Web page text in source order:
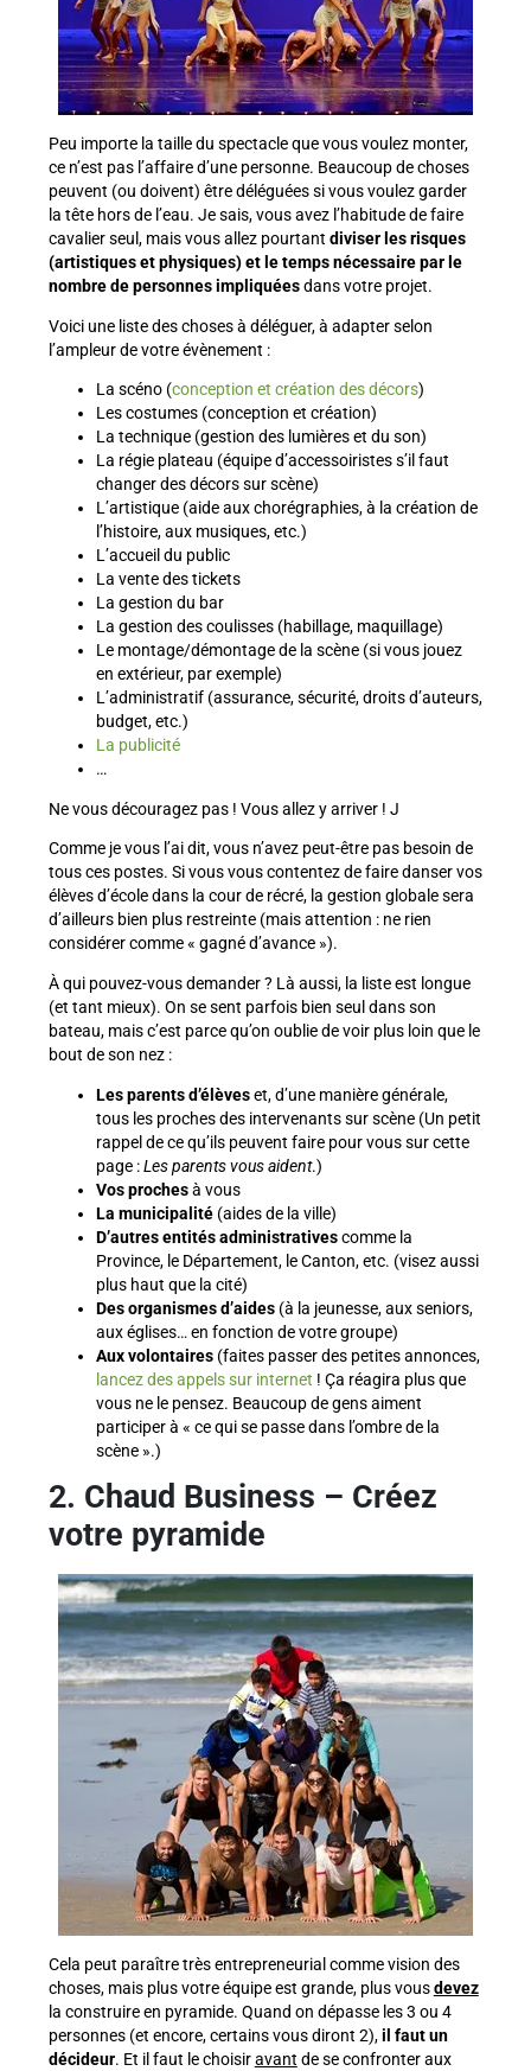
Peu importe la taille du spectacle que vous voulez monter,
ce n’est pas l’affaire d’une personne. Beaucoup de choses
peuvent (ou doivent) être déléguées si vous voulez garder
la tête hors de l’eau. Je sais, vous avez l’habitude de faire
cavalier seul, mais vous allez pourtant diviser les risques
(artistiques et physiques) et le temps nécessaire par le
nombre de personnes impliquéesdans votre projet.
Voici une liste des choses à déléguer, à adapter selon
l’ampleur de votre évènement :
La scéno (conception et création des décors)
Les costumes (conception et création)
La technique (gestion des lumières et du son)
La régie plateau (équipe d’accessoiristes s’il faut
changer des décors sur scène)
L’artistique (aide aux chorégraphies, à la création de
l’histoire, aux musiques, etc.)
L’accueil du public
La vente des tickets
La gestion du bar
La gestion des coulisses (habillage, maquillage)
Le montage/démontage de la scène (si vous jouez
en extérieur, par exemple)
L’administratif (assurance, sécurité, droits d’auteurs,
budget, etc.)
La publicité
…
Ne vous découragez pas ! Vous allez y arriver ! J
Comme je vous l’ai dit, vous n’avez peut-être pas besoin de
tous ces postes. Si vous vous contentez de faire danser vos
élèves d’école dans la cour de récré, la gestion globale sera
d’ailleurs bien plus restreinte (mais attention : ne rien
considérer comme « gagné d’avance »).
À qui pouvez-vous demander ? Là aussi, la liste est longue
(et tant mieux). On se sent parfois bien seul dans son
bateau, mais c’est parce qu’on oublie de voir plus loin que le
bout de son nez :
Les parents d’élèveset, d’une manière générale,
tous les proches des intervenants sur scène (Un petit
rappel de ce qu’ils peuvent faire pour vous sur cette
page :Les parents vous aident.)
Vos prochesà vous
La municipalité(aides de la ville)
D’autres entités administrativescomme la
Province, le Département, le Canton, etc. (visez aussi
plus haut que la cité)
Des organismes d’aides(à la jeunesse, aux seniors,
aux églises… en fonction de votre groupe)
Aux volontaires(faites passer des petites annonces,
lancez des appels sur internet ! Ça réagira plus que
vous ne le pensez. Beaucoup de gens aiment
participer à « ce qui se passe dans l’ombre de la
scène ».)
2. Chaud Business – Créez
votre pyramide
Cela peut paraître très entrepreneurial comme vision des
choses, mais plus votre équipe est grande, plus vousdevez
la construire en pyramide. Quand on dépasse les 3 ou 4
personnes (et encore, certains vous diront 2),il faut un
décideur. Et il faut le choisiravant de se confronter aux